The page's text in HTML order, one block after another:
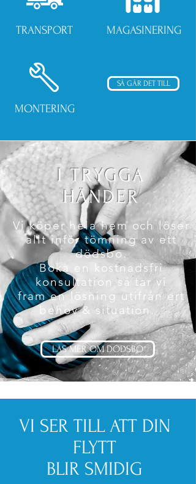
TRANSPORT MAGASINERING
MONTERING
SÅ GÅR DET TILL
I TRYGGA
HÄNDER
Vi köper hela hem och löser
allt inför tömning av ett
dödsbo.
Boka en kostnadsfri
konsultation så tar vi
fram en lösning utifrån ert
behov & situation.
LÄS MER OM DÖDSBO
VI SER TILL ATT DIN
FLYTT
BLIR SMIDIG